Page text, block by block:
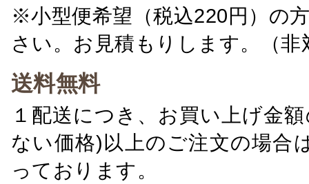
※小型便希望（税込220円）の
さい。お見積もりします。（非
送料無料
１配送につき、お買い上げ金
ない価格)以上のご注文の場合
っております。